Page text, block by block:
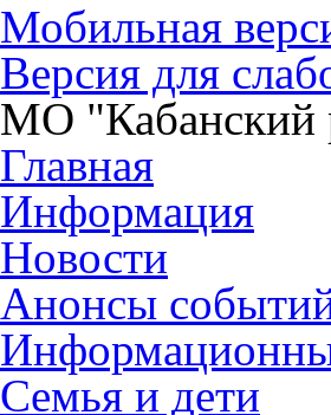
Мобильная
Версия для
МО "Кабанский
Главная
Информация
Новости
Анонсы
Семья и дети